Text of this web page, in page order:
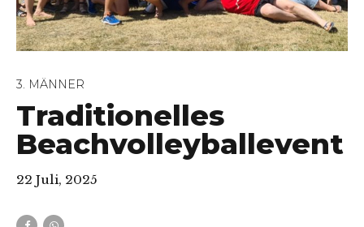
3. MÄNNER
Traditionelles
Beachvolleyballevent
22 Juli, 2025